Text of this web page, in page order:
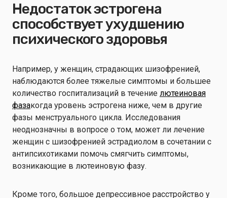
Недостаток эстрогена
способствует ухудшению
психического здоровья
Например, у женщин, страдающих шизофренией,
наблюдаются более тяжелые симптомы и большее
количество госпитализаций в течение лютеиновая
фазакогда уровень эстрогена ниже, чем в другие
фазы менструального цикла. Исследования
неоднозначны в вопросе о том, может ли лечение
женщин с шизофренией эстрадиолом в сочетании с
антипсихотиками помочь смягчить симптомы,
возникающие в лютеиновую фазу.
Кроме того, большое депрессивное расстройство у